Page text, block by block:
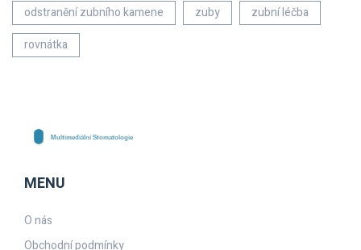
odstranění zubního kamene
zuby
zubní léčba
rovnátka
MENU
O nás
Obchodní podmínky